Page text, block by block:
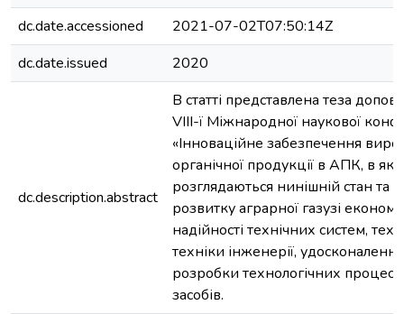
dc.date.accessioned
2021-07-02T07:50:14Z
dc.date.issued
2020
dc.description.abstract
В статті представлена теза
VIІІ-ї Міжнародної наукової
«Інноваційне забезпечення
органічної продукції в АПК, в
розглядаються нинішній стан та
розвитку аграрної газузі
надійності технічних систем,
техніки інженерії,
розробки технологічних
засобів.